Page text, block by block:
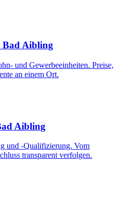
Bad Aibling
und Gewerbeeinheiten. Preise,
an einem Ort.
Aibling
und -Qualifizierung. Vom
transparent verfolgen.